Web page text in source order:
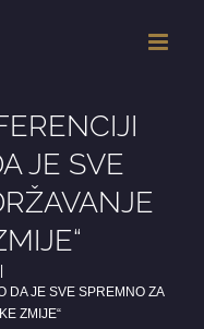
JE SVE
DA JE SVE SPREMNO ZA
ZMIJE“